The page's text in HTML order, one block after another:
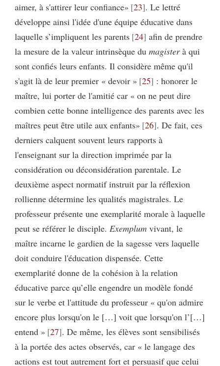
aimer, à s'attirer leur confiance» 23 . Le lettré
développe ainsi l'idée d'une équipe éducative dans
laquelle s’impliquent les parents 24 afin de prendre
la mesure de la valeur intrinsèque du magisterà qui
sont confiés leurs enfants. Il considère même qu'il
s'agit là de leur premier « devoir » 25 : honorer le
maître, lui porter de l'amitié car « on ne peut dire
combien cette bonne intelligence des parents avec les
maîtres peut être utile aux enfants» 26 . De fait, ces
derniers calquent souvent leurs rapports à
l'enseignant sur la direction imprimée par la
considération ou déconsidération parentale. Le
deuxième aspect normatif instruit par la réflexion
rollienne détermine les qualités magistrales. Le
professeur présente une exemplarité morale à laquelle
peut se référer le disciple. Exemplum vivant, le
maître incarne le gardien de la sagesse vers laquelle
doit conduire l'éducation dispensée. Cette
exemplarité donne de la cohésion à la relation
éducative parce qu’elle engendre un modèle fondé
sur le verbe et l'attitude du professeur « qu'on admire
encore plus lorsqu'on le […] voit que lorsqu'on l’[…]
entend » 27 . De même, les élèves sont sensibilisés
à la portée des actes observés, car « le langage des
actions est tout autrement fort et persuasif que celui